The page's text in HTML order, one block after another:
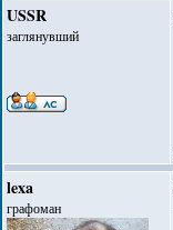
USSR
заглянувший
lexa
графоман